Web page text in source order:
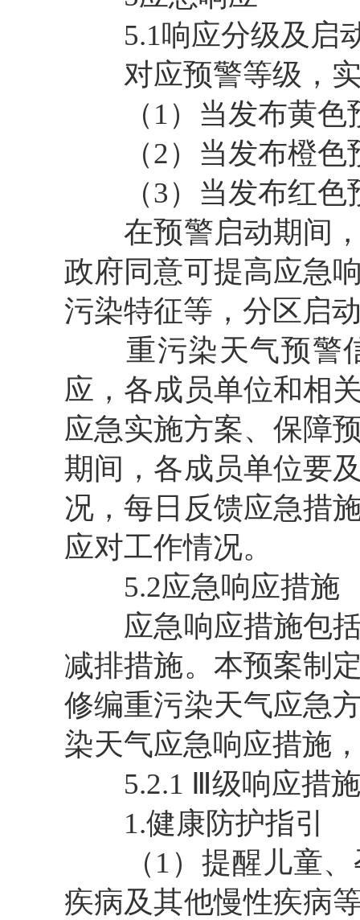
5.1响应分级及启
对应预警等级，实
（1）当发布黄色
（2）当发布橙色
（3）当发布红色
在预警启动期间，
政府同意可提高应急
污染特征等，分区启
重污染天气预警信
应，各成员单位和相
应急实施方案、保障
期间，各成员单位要
况，每日反馈应急措
应对工作情况。
5.2应急响应措施
应急响应措施包括
减排措施。本预案制
修编重污染天气应急
染天气应急响应措施
5.2.1 Ⅲ级响应措施
1.健康防护指引
（1）提醒儿童、
疾病及其他慢性疾病